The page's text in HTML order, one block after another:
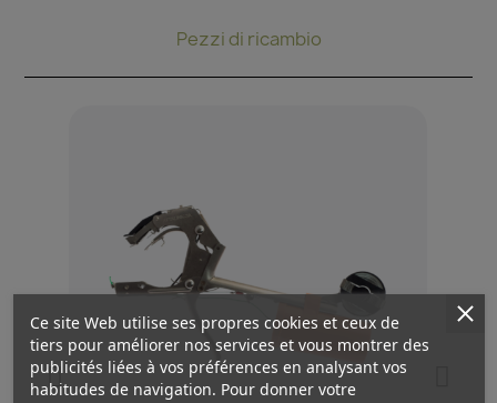
Pezzi di ricambio
Ce site Web utilise ses propres cookies et ceux de
tiers pour améliorer nos services et vous montrer des
publicités liées à vos préférences en analysant vos
habitudes de navigation. Pour donner votre